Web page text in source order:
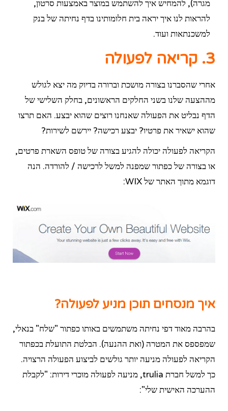
מגרה), להמחיש איך להשתמש במוצר באמצעות סרטון,
להראות לנו איך יראה בית חלומותינו בדף נחיתה של בנק
למשכנתאות ועוד.
3. קריאה לפעולה
אחרי שהסברנו בצורה מושכת וברורה בדיוק מה יצא לגולש
מההצעה שלנו בשני החלקים הראשונים, בחלק השלישי של
הדף נבליט את הפעולה שאנחנו רוצים שהוא יבצע. האם תרצו
שהוא ישאיר את פרטיו? יבצע רכישה? יירשם לשירות?
הקריאה לפעולה יכולה להגיע בצורה של טופס השארת פרטים,
או בצורה של כפתור שמפנה למשל לרכישה / להורדה. הנה
דוגמא מתוך האתר של WIX:
איך מנסחים תוכן מניע לפעולה?
בהרבה מאוד דפי נחיתה משתמשים באותו כפתור "שלח" בנאלי,
שמפספס את המטרה (ואת ההנעה). הבלטת התועלת בכפתור
הקריאה לפעולה מניעה יותר גולשים לביצוע הפעולה הרצויה.
כך למשל חברת trulia, מניעה לפעולה מוכרי דירות: "לקבלת
ההערכה האישית שלי":